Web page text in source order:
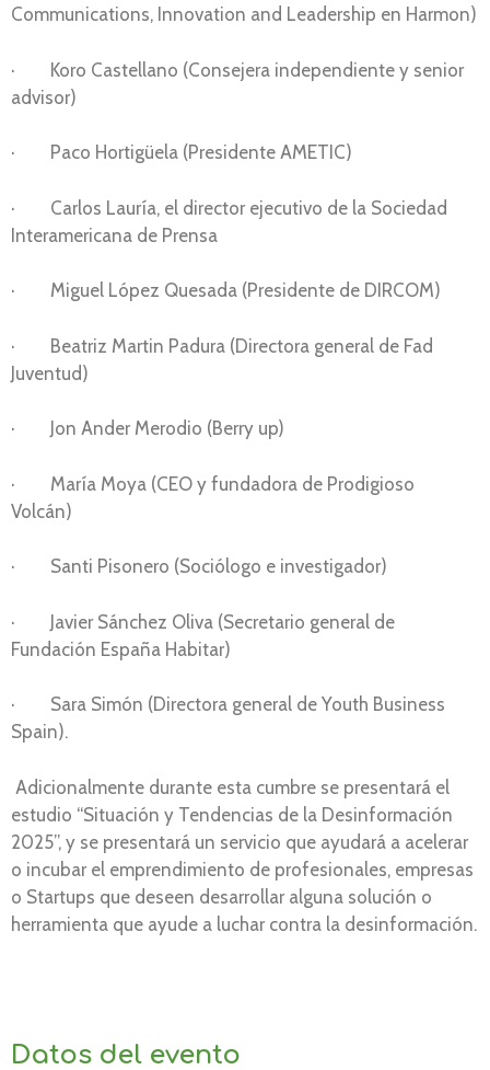
Communications, Innovation and Leadership en Harmon)
· Koro Castellano (Consejera independiente y senior
advisor)
· Paco Hortigüela (Presidente AMETIC)
· Carlos Lauría, el director ejecutivo de la Sociedad
Interamericana de Prensa
· Miguel López Quesada (Presidente de DIRCOM)
· Beatriz Martin Padura (Directora general de Fad
Juventud)
· Jon Ander Merodio (Berry up)
· María Moya (CEO y fundadora de Prodigioso
Volcán)
· Santi Pisonero (Sociólogo e investigador)
· Javier Sánchez Oliva (Secretario general de
Fundación España Habitar)
· Sara Simón (Directora general de Youth Business
Spain).
Adicionalmente durante esta cumbre se presentará el
estudio “Situación y Tendencias de la Desinformación
2025”, y se presentará un servicio que ayudará a acelerar
o incubar el emprendimiento de profesionales, empresas
o Startups que deseen desarrollar alguna solución o
herramienta que ayude a luchar contra la desinformación.
Datos del evento